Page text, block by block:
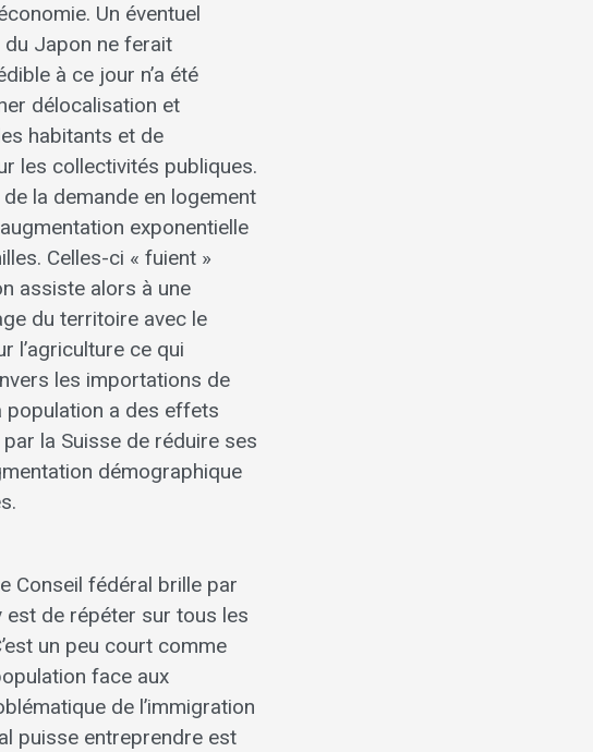
Un éventuel
du Japon ne ferait
à ce jour n’a été
délocalisation et
habitants et de
les collectivités publiques.
la demande en logement
exponentielle
Celles-ci « fuient »
assiste alors à une
du territoire avec le
l’agriculture ce qui
les importations de
population a des effets
la Suisse de réduire ses
démographique
Conseil fédéral brille par
est de répéter sur tous les
un peu court comme
face aux
de l’immigration
puisse entreprendre est